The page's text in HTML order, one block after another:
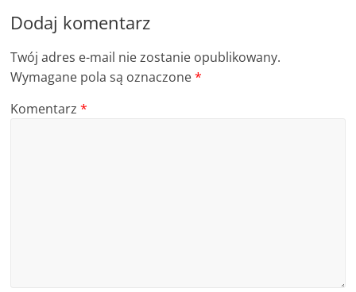
Dodaj komentarz
Twój adres e-mail nie zostanie opublikowany.
Wymagane pola są oznaczone*
Komentarz*